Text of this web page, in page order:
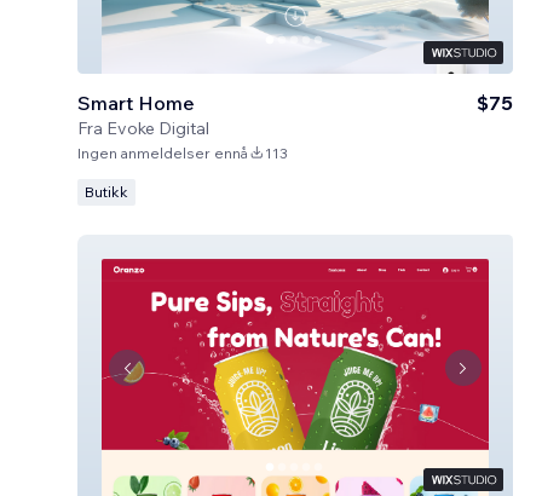
Smart Home
Fra Evoke Digital
$75
Ingen anmeldelser ennå 113
Butikk